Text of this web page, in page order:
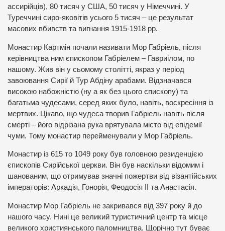
ассирійців), 80 тисяч у США, 50 тисяч у Німеччині. У
Туреччині сиро-яковітів усього 5 тисяч – це результат
масових вбивств та вигнання 1915-1918 рр.
Монастир Картмін почали називати Мор Габріель, після
керівництва ним єпископом Габріелем – Гавриілом, по
нашому. Жив він у сьомому столітті, якраз у період
завоювання Сирії й Тур Абдіну арабами. Відзначався
високою набожністю (ну а як без цього єпископу) та
багатьма чудесами, серед яких було, навіть, воскресіння із
мертвих. Цікаво, що чудеса творив Габріель навіть після
смерті – його відрізана рука врятувала місто від епідемії
чуми. Тому монастир перейменували у Мор Габріель.
Монастир із 615 то 1049 року був головною резиденцією
єпископів Сирійської церкви. Він був наскільки відомим і
шанованим, що отримував значні пожертви від візантійських
імператорів: Аркадія, Гонорія, Феодосія ІІ та Анастасія.
Монастир Мор Габріель не закривався від 397 року й до
нашого часу. Нині це великий туристичний центр та місце
великого християнського паломництва. Щорічно тут буває